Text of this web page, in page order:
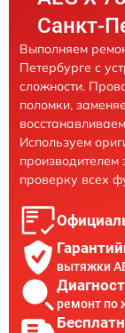
Санкт-
Выполняем
Петербурге с
сложности.
поломки,
Используем
производителем
проверку всех
вытяжки
ремонт по